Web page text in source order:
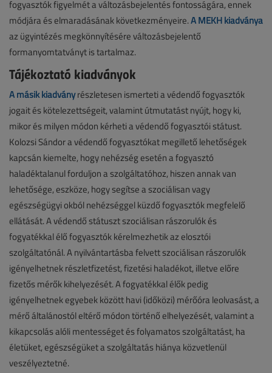
fogyasztók figyelmét a változásbejelentés fontosságára, ennek
módjára és elmaradásának következményeire.A MEKH kiadványa
az ügyintézés megkönnyítésére változásbejelentő
formanyomtatványt is tartalmaz.
Tájékoztató kiadványok
A másik kiadványrészletesen ismerteti a védendő fogyasztók
jogait és kötelezettségeit, valamint útmutatást nyújt, hogy ki,
mikor és milyen módon kérheti a védendő fogyasztói státust.
Kolozsi Sándor a védendő fogyasztókat megillető lehetőségek
kapcsán kiemelte, hogy nehézség esetén a fogyasztó
haladéktalanul forduljon a szolgáltatóhoz, hiszen annak van
lehetősége, eszköze, hogy segítse a szociálisan vagy
egészségügyi okból nehézséggel küzdő fogyasztók megfelelő
ellátását. A védendő státuszt szociálisan rászorulók és
fogyatékkal élő fogyasztók kérelmezhetik az elosztói
szolgáltatónál. A nyilvántartásba felvett szociálisan rászorulók
igényelhetnek részletfizetést, fizetési haladékot, illetve előre
fizetős mérők kihelyezését. A fogyatékkal élők pedig
igényelhetnek egyebek között havi (időközi) mérőóra leolvasást, a
mérő általánostól eltérő módon történő elhelyezését, valamint a
kikapcsolás alóli mentességet és folyamatos szolgáltatást, ha
életüket, egészségüket a szolgáltatás hiánya közvetlenül
veszélyeztetné.